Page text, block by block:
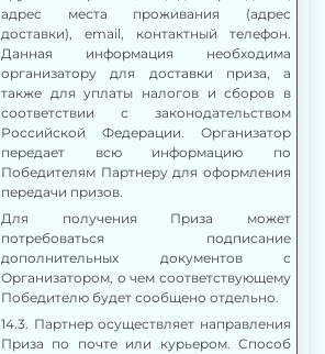
адрес места проживания (адрес
доставки), email, контактный телефон.
Данная информация необходима
организатору для доставки приза, а
также для уплаты налогов и сборов в
соответствии с законодательством
Российской Федерации. Организатор
передает всю информацию по
Победителям Партнеру для оформления
передачи призов.
Для получения Приза может
потребоваться подписание
дополнительных документов с
Организатором, о чем соответствующему
Победителю будет сообщено отдельно.
14.3. Партнер осуществляет направления
Приза по почте или курьером. Способ